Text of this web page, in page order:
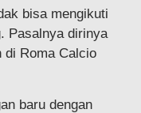
bisa mengikuti
Pasalnya dirinya
di Roma Calcio
baru dengan